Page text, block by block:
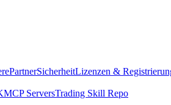
PartnerSicherheitLizenzen &
MCP ServersTrading Skill Repo